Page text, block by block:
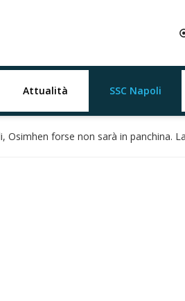
Attualità SSC Napoli
Osimhen forse non sarà in panchina.